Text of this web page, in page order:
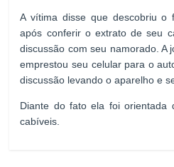
A vítima disse que descobriu o
após conferir o extrato de seu
discussão com seu namorado. A
emprestou seu celular para o
discussão levando o aparelho e
Diante do fato ela foi orientada
cabíveis.